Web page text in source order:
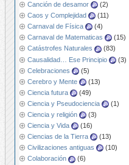
Canción de desamor
(2)
Caos y Complejidad
(11)
Carnaval de Física
(4)
Carnaval de Matematicas
(15)
Catástrofes Naturales
(83)
Causalidad… Ese Principio
(3)
Celebraciones
(5)
Cerebro y Mente
(13)
Ciencia futura
(49)
Ciencia y Pseudociencia
(1)
Ciencia y religión
(3)
Ciencia y Vida
(16)
Ciencias de la Tierra
(13)
Civilizaciones antiguas
(10)
Colaboración
(6)